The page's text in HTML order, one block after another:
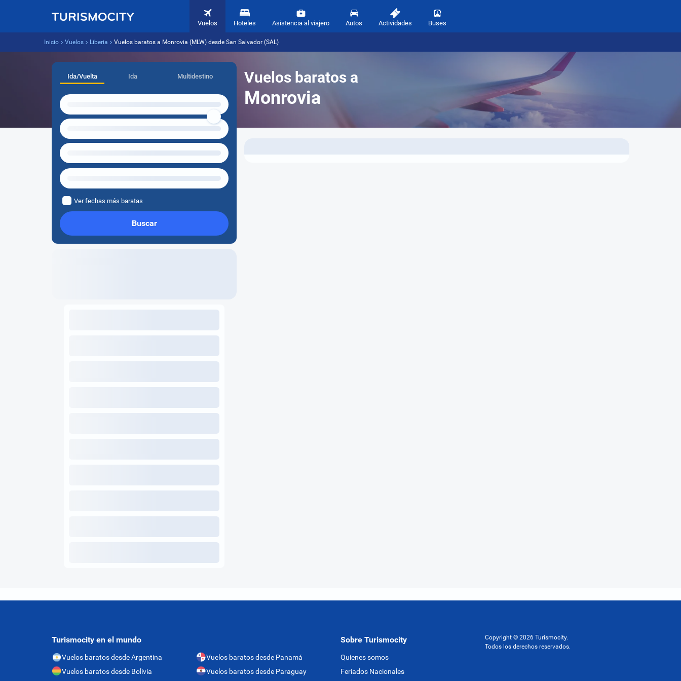
Vuelos Hoteles Asistencia al viajero Autos Actividades Buses
Inicio Vuelos Liberia Vuelos baratos a Monrovia (MLW) desde San Salvador (SAL)
Vuelos baratos a
Monrovia
Ida/Vuelta Ida Multidestino
Ver fechas más baratas
Buscar
Turismocity en el mundo
Vuelos baratos desde Argentina
Vuelos baratos desde Bolivia
Vuelos baratos desde Panamá
Vuelos baratos desde Paraguay
Sobre Turismocity
Quienes somos
Feriados Nacionales
Copyright © 2026 Turismocity.
Todos los derechos reservados.